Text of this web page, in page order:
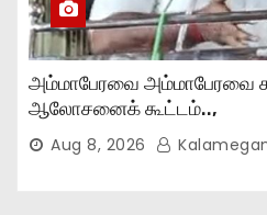
அம்மாபேரவை அம்மாபேரவை
ஆலோசனைக் கூட்டம்..,
Aug 8, 2026